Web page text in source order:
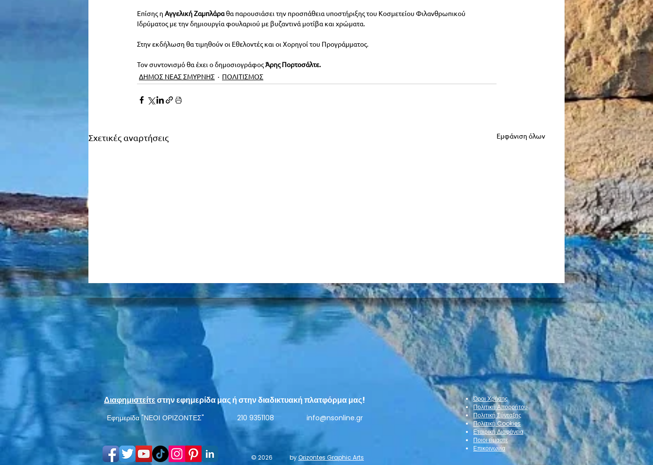
Επίσης η Αγγελική Ζαμπλάρα θα παρουσιάσει την προσπάθεια υποστήριξης του Κοσμετείου Φιλανθρωπικού
Ιδρύματος με την δημιουργία φουλαριού με βυζαντινά μοτίβα και χρώματα.
Στην εκδήλωση θα τιμηθούν οι Εθελοντές και οι Χορηγοί του Προγράμματος.
Τον συντονισμό θα έχει ο δημοσιογράφος Άρης Πορτοσάλτε.
ΔΗΜΟΣ ΝΕΑΣ ΣΜΥΡΝΗΣ
ΠΟΛΙΤΙΣΜΟΣ
Σχετικές αναρτήσεις Εμφάνιση όλων
Η Εργατική Λέσχη Νέας
Σμύρνης προβάλλει την
ταινία «Οι δύο αλήτες»
στην ταράτσα της
Σμύρνης στις Πανελλαδικές
Εξετάσεις
Με ένα «κλικ» τα
δρομολόγια της Δημοτικής
Συγκοινωνίας στη Νέα
Σμύρνη
Διαφημιστείτεστην εφημερίδα μας ή στην διαδικτυακή πλατφόρμα μας!
Εφημερίδα "ΝΕΟΙ ΟΡΙΖΟΝΤΕΣ" 210 9351108 info@nsonline.gr
© 2026 byOrizontes Graphic Arts
Όροι Χρήσης
Πολιτική Απορρήτου
Πολιτική Σύνταξης
Πολιτική Cookies
Εταιρική Διαφάνεια
Ποιοι είμαστε
Επικοινωνία